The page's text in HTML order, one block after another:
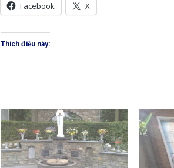
Facebook X
Thích điều này: